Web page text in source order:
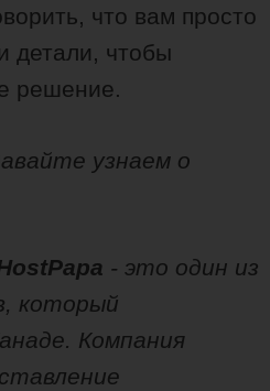
что вам просто
детали, чтобы
решение.
узнаем о
- это один из
который
Компания